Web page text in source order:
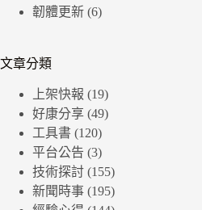
韌體更新 (6)
文章分類
上架快報 (19)
好康分享 (49)
工具書 (120)
平台公告 (3)
技術探討 (155)
新聞時事 (195)